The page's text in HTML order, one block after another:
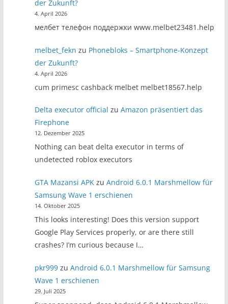
der Zukunft?
4. April 2026
мелбет телефон поддержки www.melbet23481.help
melbet_fekn zu Phonebloks – Smartphone-Konzept
der Zukunft?
4. April 2026
cum primesc cashback melbet melbet18567.help
Delta executor official zuAmazon präsentiert das
Firephone
12. Dezember 2025
Nothing can beat delta executor in terms of
undetected roblox executors
GTA Mazansi APK zuAndroid 6.0.1 Marshmellow für
Samsung Wave 1 erschienen
14. Oktober 2025
This looks interesting! Does this version support
Google Play Services properly, or are there still
crashes? I’m curious because I…
pkr999 zuAndroid 6.0.1 Marshmellow für Samsung
Wave 1 erschienen
29. Juli 2025